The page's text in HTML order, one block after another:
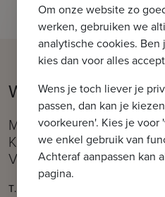
Welkom in ons
Moerkerkse Steenweg
Kruis)
Vlakbij de Kruispoort
T.
Om onze website zo
werken, gebruiken we
analytische cookies.
kies dan voor alles
Wens je toch liever je
passen, dan kan je
voorkeuren'. Kies je voor
we enkel gebruik van
Achteraf aanpassen kan
pagina.